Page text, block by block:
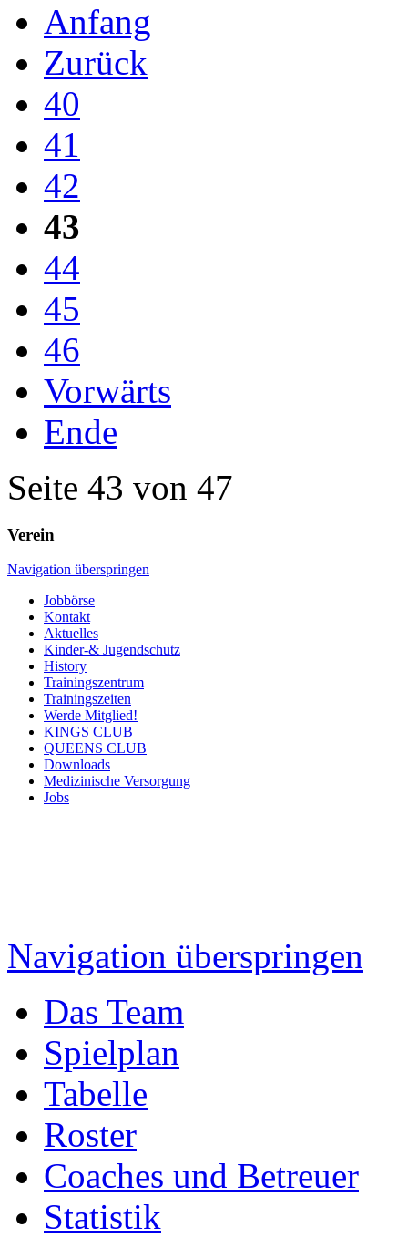
Anfang
Zurück
40
41
42
43
44
45
46
Vorwärts
Ende
Seite 43 von 47
Verein
Navigation überspringen
Jobbörse
Kontakt
Aktuelles
Kinder-& Jugendschutz
History
Trainingszentrum
Trainingszeiten
Werde Mitglied!
KINGS CLUB
QUEENS CLUB
Downloads
Medizinische Versorgung
Jobs
Navigation überspringen
Das Team
Spielplan
Tabelle
Roster
Coaches und Betreuer
Statistik